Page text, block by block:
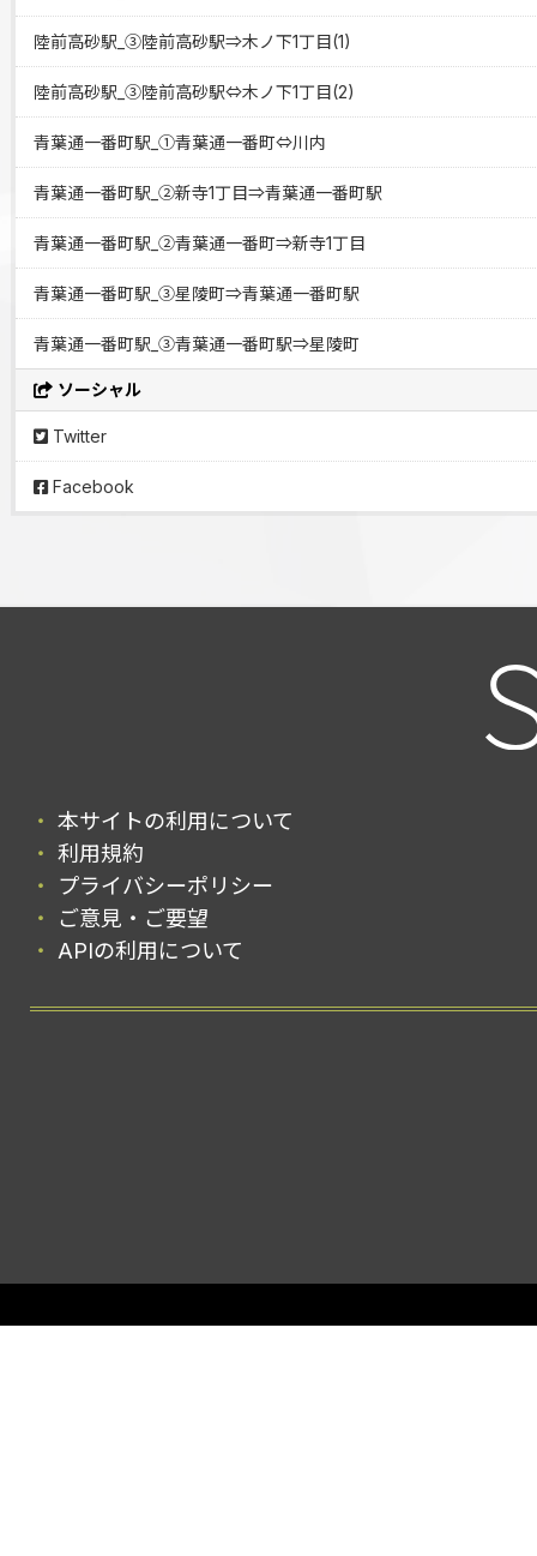
陸前高砂駅_③陸前高砂駅⇒木ノ下1丁目(1)
陸前高砂駅_③陸前高砂駅⇔木ノ下1丁目(2)
青葉通一番町駅_①青葉通一番町⇔川内
青葉通一番町駅_②新寺1丁目⇒青葉通一番町駅
青葉通一番町駅_②青葉通一番町⇒新寺1丁目
青葉通一番町駅_③星陵町⇒青葉通一番町駅
青葉通一番町駅_③青葉通一番町駅⇒星陵町
ソーシャル
Twitter
Facebook
本サイトの利用について
利用規約
プライバシーポリシー
ご意見・ご要望
APIの利用について